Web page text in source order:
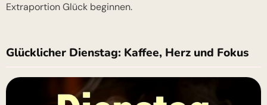
Extraportion Glück beginnen.
Glücklicher Dienstag: Kaffee, Herz und Fokus